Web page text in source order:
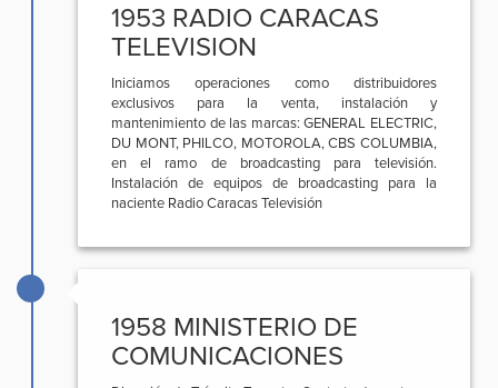
1953 RADIO CARACAS
TELEVISION
Iniciamos operaciones como distribuidores
exclusivos para la venta, instalación y
mantenimiento de las marcas: GENERAL ELECTRIC,
DU MONT, PHILCO, MOTOROLA, CBS COLUMBIA,
en el ramo de broadcasting para televisión.
Instalación de equipos de broadcasting para la
naciente Radio Caracas Televisión
1958 MINISTERIO DE
COMUNICACIONES